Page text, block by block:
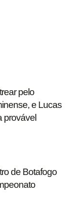
pelo
e Lucas
provável
de Botafogo